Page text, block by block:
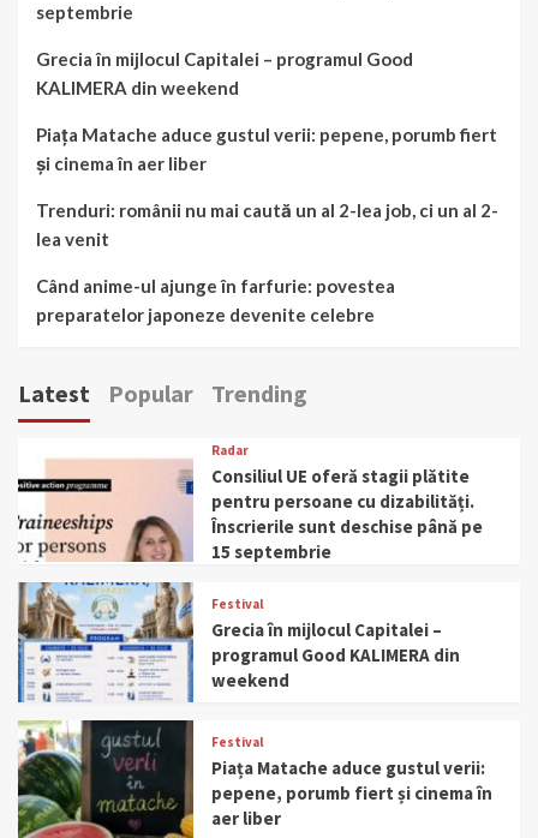
septembrie
Grecia în mijlocul Capitalei – programul Good
KALIMERA din weekend
Piața Matache aduce gustul verii: pepene, porumb fiert
și cinema în aer liber
Trenduri: românii nu mai caută un al 2-lea job, ci un al 2-
lea venit
Când anime-ul ajunge în farfurie: povestea
preparatelor japoneze devenite celebre
Latest Popular Trending
Radar
Consiliul UE oferă stagii plătite
pentru persoane cu dizabilități.
Înscrierile sunt deschise până pe
15 septembrie
Festival
Grecia în mijlocul Capitalei –
programul Good KALIMERA din
weekend
Festival
Piața Matache aduce gustul verii:
pepene, porumb fiert și cinema în
aer liber